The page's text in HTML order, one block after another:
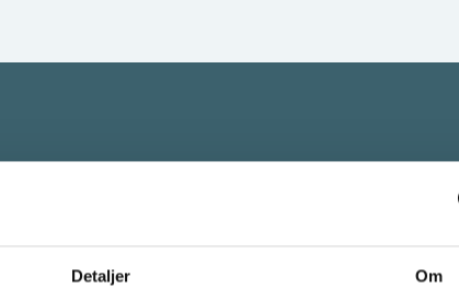
Detaljer Om
profesjonelle løsninger
gjennom hele prosjektet